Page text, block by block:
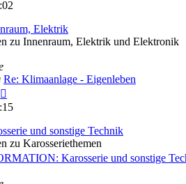
Elektrik
zu Innenraum, Elektrik und Elektronik
Re: Klimaanlage - Eigenleben
Beitrag
und sonstige Technik
zu Karosseriethemen
Karosserie und sonstige